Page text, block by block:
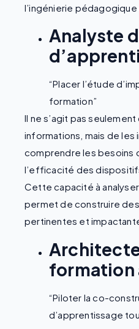
l’ingénierie pédagogique
Analyste
“Placer l’étude
formation”
Il ne s’agit pas
informations, mais de
comprendre les besoins
l’efficacité des
Cette capacité à
permet de construire
pertinentes et
formation
“Piloter la co-
d’apprentissage